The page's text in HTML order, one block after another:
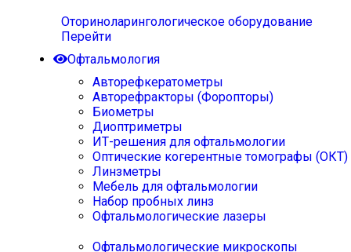
Оториноларингологическое оборудование
Перейти
Офтальмология
Авторефкератометры
Авторефракторы (Форопторы)
Биометры
Диоптриметры
ИТ-решения для офтальмологии
Оптические когерентные томографы (ОКТ)
Линзметры
Мебель для офтальмологии
Набор пробных линз
Офтальмологические лазеры
Офтальмологические микроскопы